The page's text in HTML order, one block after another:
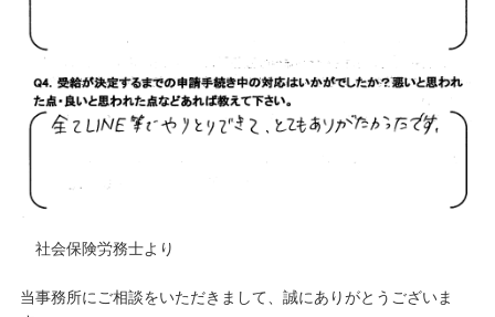
社会保険労務士より
当事務所にご相談をいただきまして、誠にありがとうございま